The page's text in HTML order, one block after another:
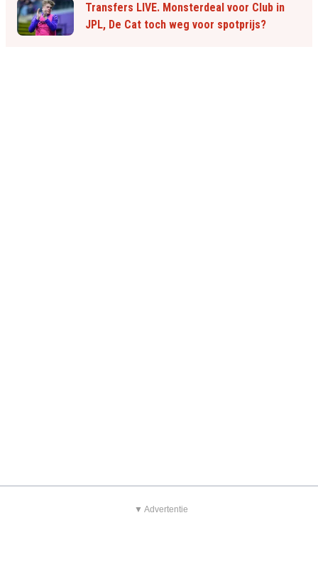
Transfers LIVE. Monsterdeal voor Club in
JPL, De Cat toch weg voor spotprijs?
▼ Advertentie